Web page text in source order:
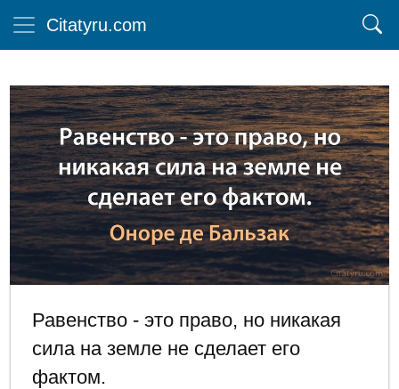
Citatyru.com
Равенство - это право, но никакая
сила на земле не сделает его
фактом.